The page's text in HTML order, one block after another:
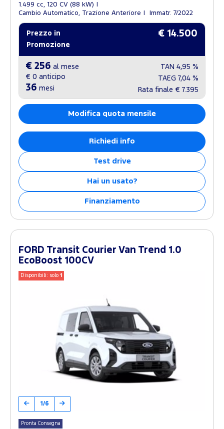
1.499 cc, 120 CV (88 kW)
Cambio Automatico, Trazione Anteriore
Immatr. 7/2022
Prezzo in
Promozione
€ 14.500
€ 256 al mese
€ 0 anticipo
36 mesi
TAN 4,95 %
TAEG 7,04 %
Rata finale € 7.395
Modifica quota mensile
Richiedi info
Test drive
Hai un usato?
Finanziamento
FORD Transit Courier Van Trend 1.0
EcoBoost 100CV
Disponibili: solo1
1/6
Pronta Consegna